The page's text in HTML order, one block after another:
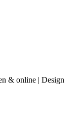
& online | Design